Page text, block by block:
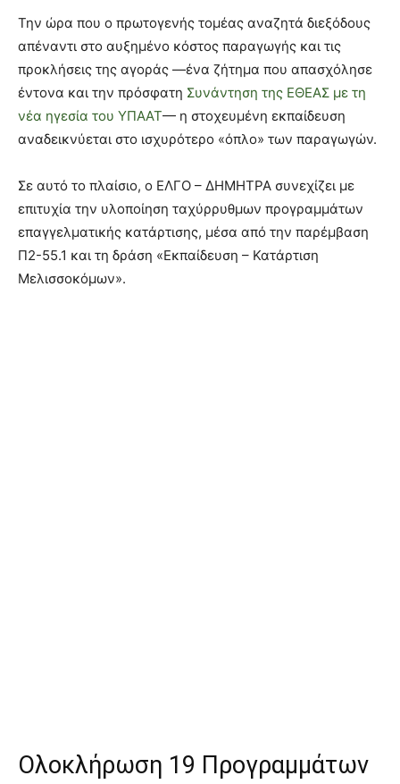
Την ώρα που ο πρωτογενής τομέας αναζητά διεξόδους
απέναντι στο αυξημένο κόστος παραγωγής και τις
προκλήσεις της αγοράς —ένα ζήτημα που απασχόλησε
έντονα και την πρόσφατη Συνάντηση της ΕΘΕΑΣ με τη
νέα ηγεσία του ΥΠΑΑΤ— η στοχευμένη εκπαίδευση
αναδεικνύεται στο ισχυρότερο «όπλο» των παραγωγών.
Σε αυτό το πλαίσιο, ο ΕΛΓΟ – ΔΗΜΗΤΡΑ συνεχίζει με
επιτυχία την υλοποίηση ταχύρρυθμων προγραμμάτων
επαγγελματικής κατάρτισης, μέσα από την παρέμβαση
Π2-55.1 και τη δράση «Εκπαίδευση – Κατάρτιση
Μελισσοκόμων».
Ολοκλήρωση 19 Προγραμμάτων